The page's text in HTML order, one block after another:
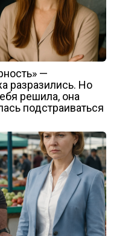
—
разразились. Но
решила, она
подстраиваться